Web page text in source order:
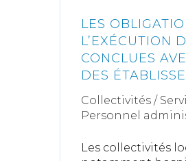
LES
L’EXÉCUTION
CONCLUES
DES
Collectivités /
Personnel
Les collectivités